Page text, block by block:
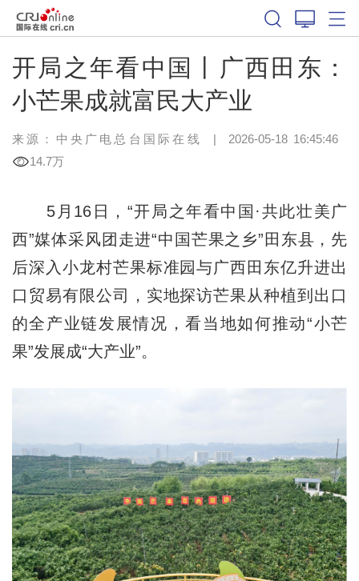
开局之年看中国丨广西田东：
小芒果成就富民大产业
来源：中央广电总台国际在线 | 2026-05-18 16:45:46
14.7万
5月16日，“开局之年看中国·共此壮美广
西”媒体采风团走进“中国芒果之乡”田东县，先
后深入小龙村芒果标准园与广西田东亿升进出
口贸易有限公司，实地探访芒果从种植到出口
的全产业链发展情况，看当地如何推动“小芒
果”发展成“大产业”。